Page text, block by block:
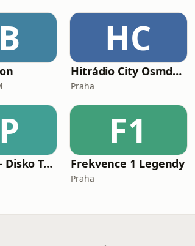
HC
Hitrádio City Osmdesátka
Praha
Rádio Pigy - Disko Trysko
F1
Frekvence 1 Legendy
Praha